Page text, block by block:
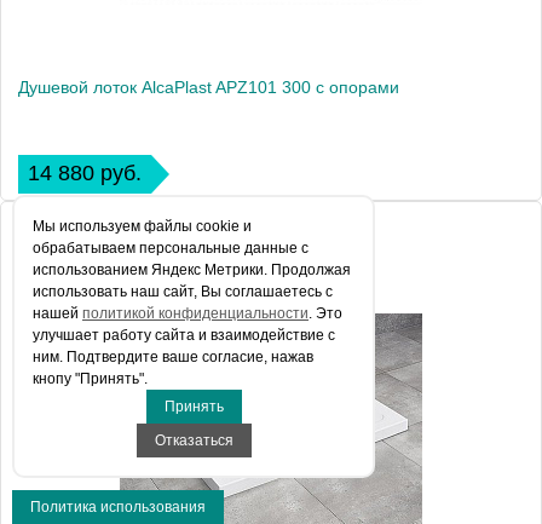
Душевой лоток AlcaPlast APZ101 300 с опорами
14 880 руб.
Политика использования
Мы используем файлы сookie и
обрабатываем персональные данные с
использованием Яндекс Метрики. Продолжая
использовать наш сайт, Вы соглашаетесь с
нашей политикой конфиденциальности. Это
улучшает работу сайта и взаимодействие с
ним. Подтвердите ваше согласие, нажав
кнопу "Принять".
Принять
Отказаться